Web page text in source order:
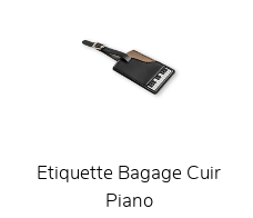
Etiquette Bagage Cuir
Piano